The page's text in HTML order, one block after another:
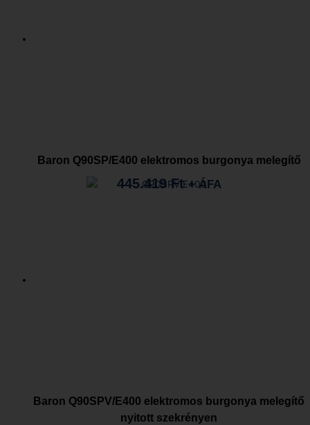
Baron Q90SP/E400 elektromos burgonya melegítő
445.419Ft + ÁFA
Baron Q90SPV/E400 elektromos burgonya melegítő
nyitott szekrényen